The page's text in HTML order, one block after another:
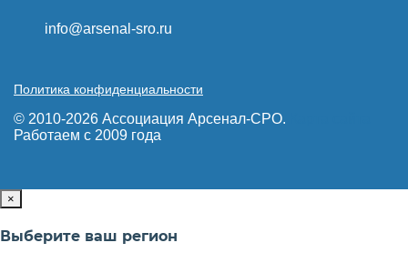
Политика конфиденциальности
info@arsenal-sro.ru
© 2010-2026 Ассоциация Арсенал-СРО.
Работаем с 2009 года
×
Выберите ваш регион